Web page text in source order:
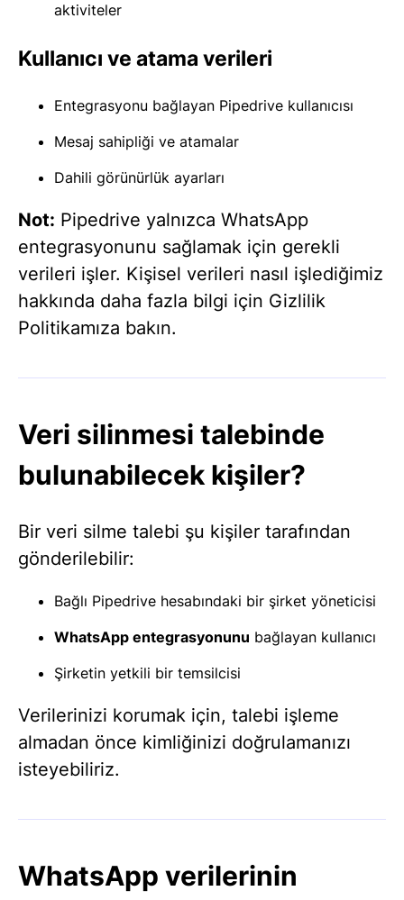
aktiviteler
Kullanıcı ve atama verileri
Entegrasyonu bağlayan Pipedrive kullanıcısı
Mesaj sahipliği ve atamalar
Dahili görünürlük ayarları
Not: Pipedrive yalnızca WhatsApp
entegrasyonunu sağlamak için gerekli
verileri işler. Kişisel verileri nasıl işlediğimiz
hakkında daha fazla bilgi için Gizlilik
Politikamıza bakın.
Veri silinmesi talebinde
bulunabilecek kişiler?
Bir veri silme talebi şu kişiler tarafından
gönderilebilir:
Bağlı Pipedrive hesabındaki bir şirket yöneticisi
WhatsApp entegrasyonunu bağlayan kullanıcı
Şirketin yetkili bir temsilcisi
Verilerinizi korumak için, talebi işleme
almadan önce kimliğinizi doğrulamanızı
isteyebiliriz.
WhatsApp verilerinin